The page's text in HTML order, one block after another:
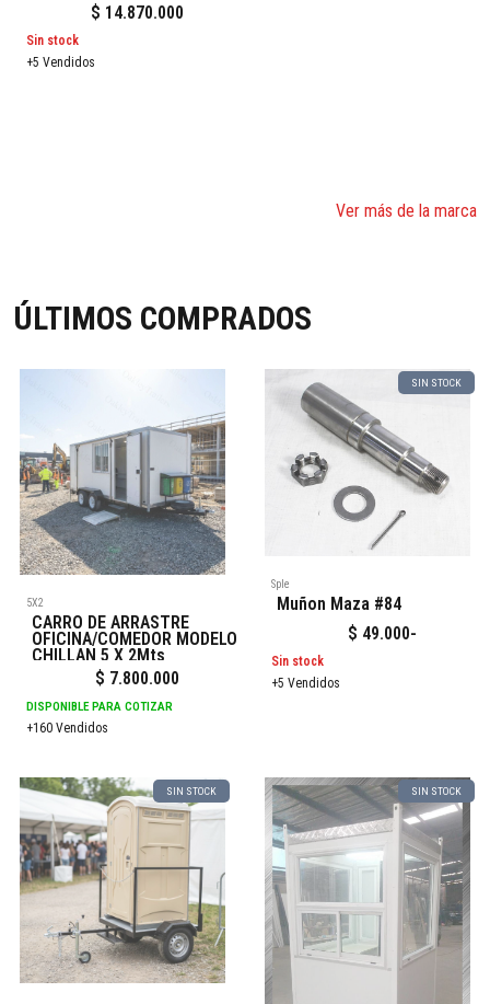
$ 14.870.000
Sin stock
+5 Vendidos
Ver más de la marca
ÚLTIMOS COMPRADOS
5X2
CARRO DE ARRASTRE
OFICINA/COMEDOR MODELO
CHILLAN 5 X 2Mts
$ 7.800.000
DISPONIBLE PARA COTIZAR
+160 Vendidos
SIN STOCK
Sple
Muñon Maza #84
$ 49.000-
Sin stock
+5 Vendidos
SIN STOCK SIN STOCK